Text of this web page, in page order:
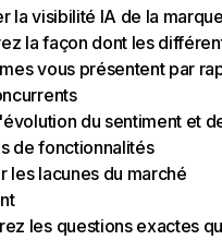
la visibilité IA de la
la façon dont les
vous présentent par
du sentiment et
de fonctionnalités
les lacunes du marché
les questions exactes